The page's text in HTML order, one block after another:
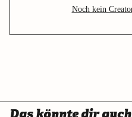
Noch kein